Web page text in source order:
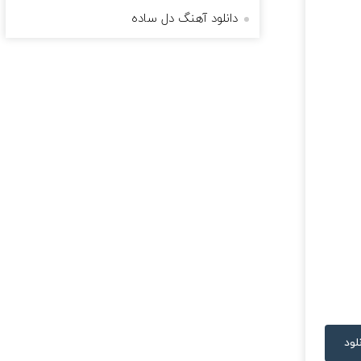
دانلود آهنگ دل ساده